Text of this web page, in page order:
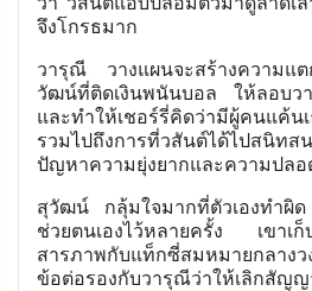
จึงโกรธมาก
วารุณี วางแผนจะสร้างความแต
วัฒน์ที่ติดเงินพนันบอล ให้ลอบวาง
และทำให้เชอร์รี่คิดว่ามีผู้คนแค้
รวมไปถึงการที่วสันต์ได้ไปสนิทส
ปัญหาความยุ่งยากและความปล
สุวัฒน์ กลุ้มใจมากที่ตัวเองทำผิด
ช่วยตนเองไว้หลายครั้ง เขาเ
สารภาพกับแท็กซี่สมหมายกลางว
ข้อต่อรองกับวารุณีว่าให้เลิกสัญญ